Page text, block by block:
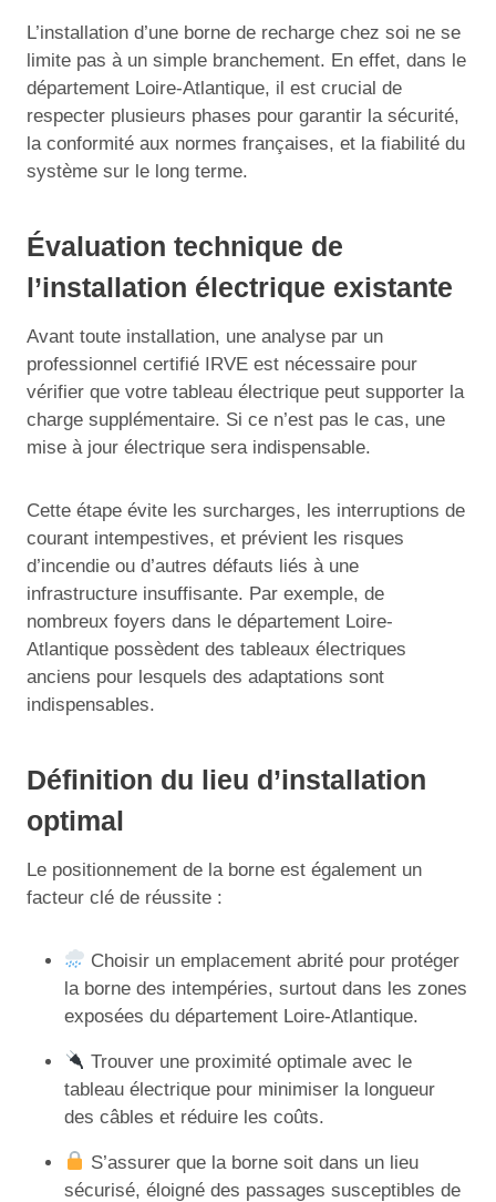
L’installation d’une borne de recharge chez soi ne se
limite pas à un simple branchement. En effet, dans le
département Loire-Atlantique, il est crucial de
respecter plusieurs phases pour garantir la sécurité,
la conformité aux normes françaises, et la fiabilité du
système sur le long terme.
Évaluation technique de
l’installation électrique existante
Avant toute installation, une analyse par un
professionnel certifié IRVE est nécessaire pour
vérifier que votre tableau électrique peut supporter la
charge supplémentaire. Si ce n’est pas le cas, une
mise à jour électrique sera indispensable.
Cette étape évite les surcharges, les interruptions de
courant intempestives, et prévient les risques
d’incendie ou d’autres défauts liés à une
infrastructure insuffisante. Par exemple, de
nombreux foyers dans le département Loire-
Atlantique possèdent des tableaux électriques
anciens pour lesquels des adaptations sont
indispensables.
Définition du lieu d’installation
optimal
Le positionnement de la borne est également un
facteur clé de réussite :
Choisir un emplacement abrité pour protéger
la borne des intempéries, surtout dans les zones
exposées du département Loire-Atlantique.
Trouver une proximité optimale avec le
tableau électrique pour minimiser la longueur
des câbles et réduire les coûts.
S’assurer que la borne soit dans un lieu
sécurisé, éloigné des passages susceptibles de